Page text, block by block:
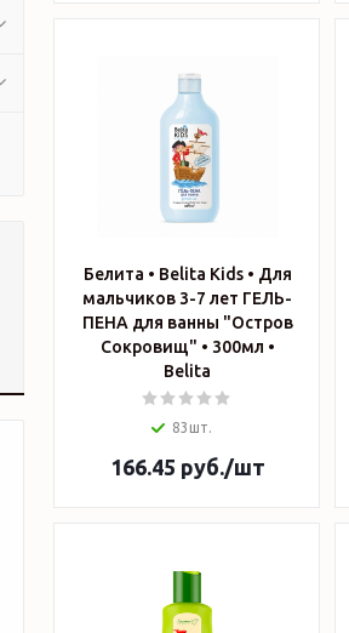
Белита • Belita Kids • Для
мальчиков 3-7 лет ГЕЛЬ-
ПЕНА для ванны "Остров
Сокровищ" • 300мл •
Belita
83шт.
166.45 руб./шт